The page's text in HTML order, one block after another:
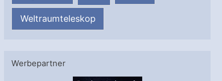
Weltraumteleskop
Werbepartner